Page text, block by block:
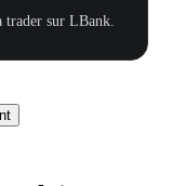
trader sur LBank.